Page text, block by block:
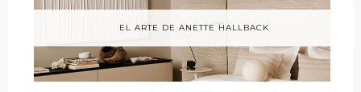
EL ARTE DE ANETTE HALLBACK